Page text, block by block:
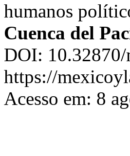
humanos
Cuenca del
DOI:
https://
Acesso em: 8